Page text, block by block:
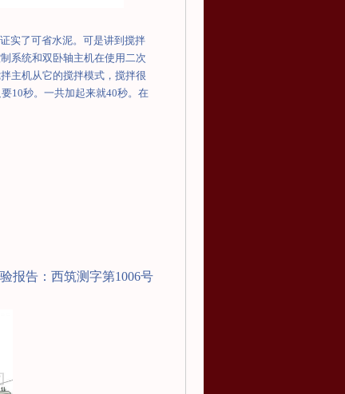
实了可省水泥。可是讲到搅拌
系统和双卧轴主机在使用二次
主机从它的搅拌模式，搅拌很
10秒。一共加起来就40秒。在
报告：西筑测字第1006号